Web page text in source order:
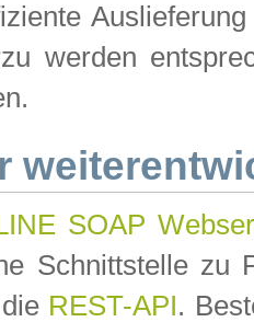
werden
SOAP
Schnittstelle zu
REST-API.